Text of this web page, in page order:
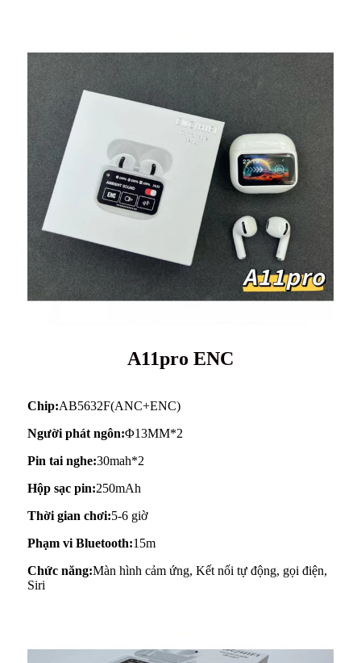
A11pro ENC
Chip:AB5632F(ANC+ENC)
Người phát ngôn:Φ13MM*2
Pin tai nghe:30mah*2
Hộp sạc pin:250mAh
Thời gian chơi:5-6 giờ
Phạm vi Bluetooth:15m
Chức năng:Màn hình cảm ứng, Kết nối tự động, gọi điện,
Siri